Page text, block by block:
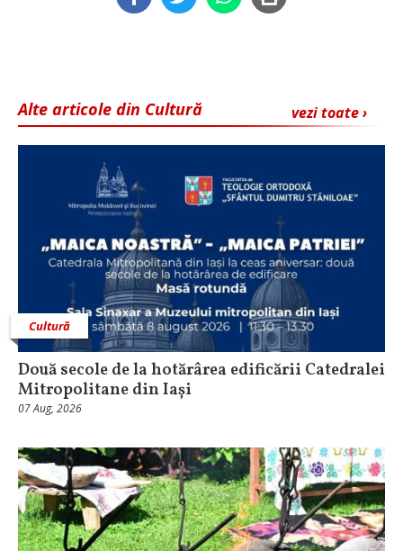
vezi toate ›
Alte articole din Cultură
Cultură
Două secole de la hotărârea edificării Catedralei
Mitropolitane din Iași
07 Aug, 2026